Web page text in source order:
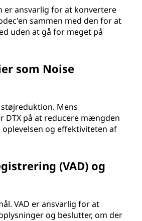
er ansvarlig for at konvertere
sammen med den for at
uden at gå for meget på
som Noise
Mens
på at reducere mængden
og effektiviteten af
(VAD) og
VAD er ansvarlig for at
og beslutter, om der